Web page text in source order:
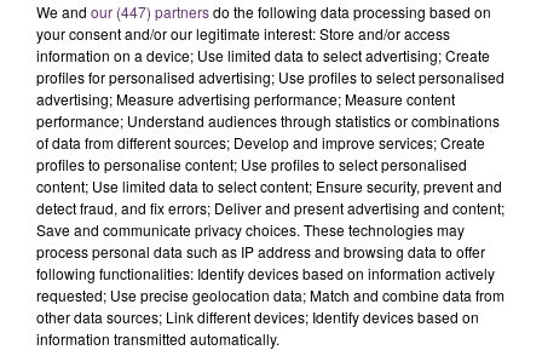
Les dimensions du spécimen sont assez
impressionnantes.
Le cèpe fait 28 cm en hauteur et 30 cm en largeur.
Posé sur une balance, il affiche un poids de 1,7 kilo.
Caroline en a fait des lamelles avant de les congeler
pour de futures recettes.
We and our (447) partnersdo the following data processing based on
your consent and/or our legitimate interest: Store and/or access
information on a device; Use limited data to select advertising; Create
profiles for personalised advertising; Use profiles to select personalised
advertising; Measure advertising performance; Measure content
performance; Understand audiences through statistics or combinations
of data from different sources; Develop and improve services; Create
profiles to personalise content; Use profiles to select personalised
content; Use limited data to select content; Ensure security, prevent and
detect fraud, and fix errors; Deliver and present advertising and content;
Save and communicate privacy choices. These technologies may
process personal data such as IP address and browsing data to offer
following functionalities: Identify devices based on information actively
requested; Use precise geolocation data; Match and combine data from
other data sources; Link different devices; Identify devices based on
information transmitted automatically.